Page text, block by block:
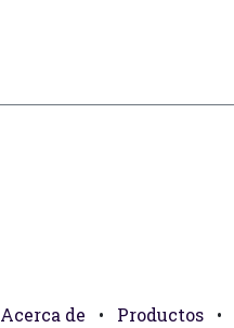
Acerca de • Productos •